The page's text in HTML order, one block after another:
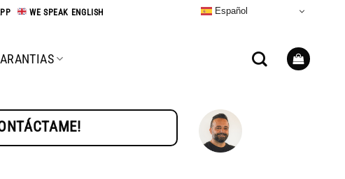
WE SPEAK ENGLISH Español